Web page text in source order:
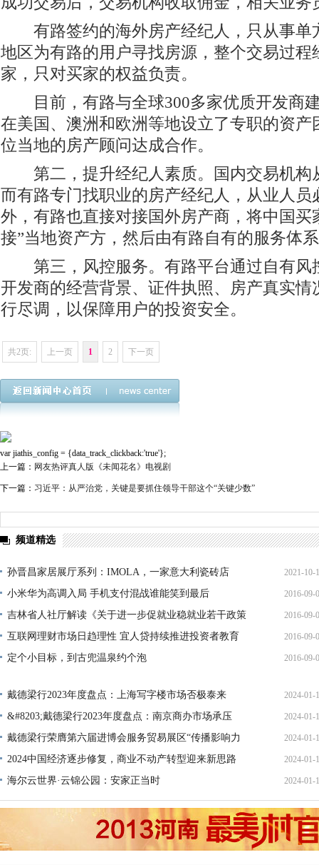
有路签约的海外房产经纪人，只从事单
地区为有路的用户寻找房源，整个交易过程
家，只对买家的权益负责。
目前，有路与全球300多家优质开发商
在美国、澳洲和欧洲等地设立了专职的资产
位当地的房产顾问达成合作。
第二，提升经纪人素质。国内交易机构
而有路专门找职业的房产经纪人，从业人员
外，有路也直接对接国外房产商，将中国买
接”当地资产方，然后由有路自有的服务体
第三，风控服务。有路平台通过自有风
开发商的经营背景、证件执照、房产真实情
行尽调，以保障用户的投资安全。
共2页: 上一页 1 2 下一页
var jiathis_config = {data_track_clickback:'true'};
上一篇： 网友热评真人版《未闻花名》电视剧
下一篇： 习近平：从严治党，关键是要抓住领导干部这个“关键少数”
频道精选
孙晋昌家居展厅系列：IMOLA，一家意大利瓷砖店 2021-10-
小米华为高调入局 手机支付混战谁能笑到最后 2016-09-
吉林省人社厅解读《关于进一步促就业稳就业若干政策
措
2016-09-
互联网理财市场日趋理性 宜人贷持续推进投资者教育 2016-09-
定个小目标，到古兜温泉约个泡 2016-09-
戴德梁行2023年度盘点：上海写字楼市场否极泰来 2024-01-
&#8203;戴德梁行2023年度盘点：南京商办市场承压 2024-01-
戴德梁行荣膺第六届进博会服务贸易展区“传播影响力
十
2024-01-
2024中国经济逐步修复，商业不动产转型迎来新思路 2024-01-
海尔云世界·云锦公园：安家正当时 2024-01-